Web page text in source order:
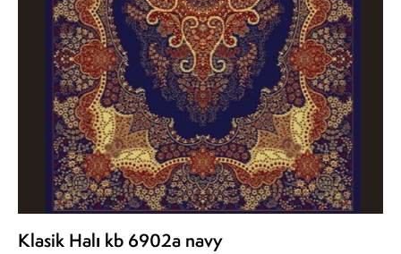
Klasik Halı kb 6902a navy